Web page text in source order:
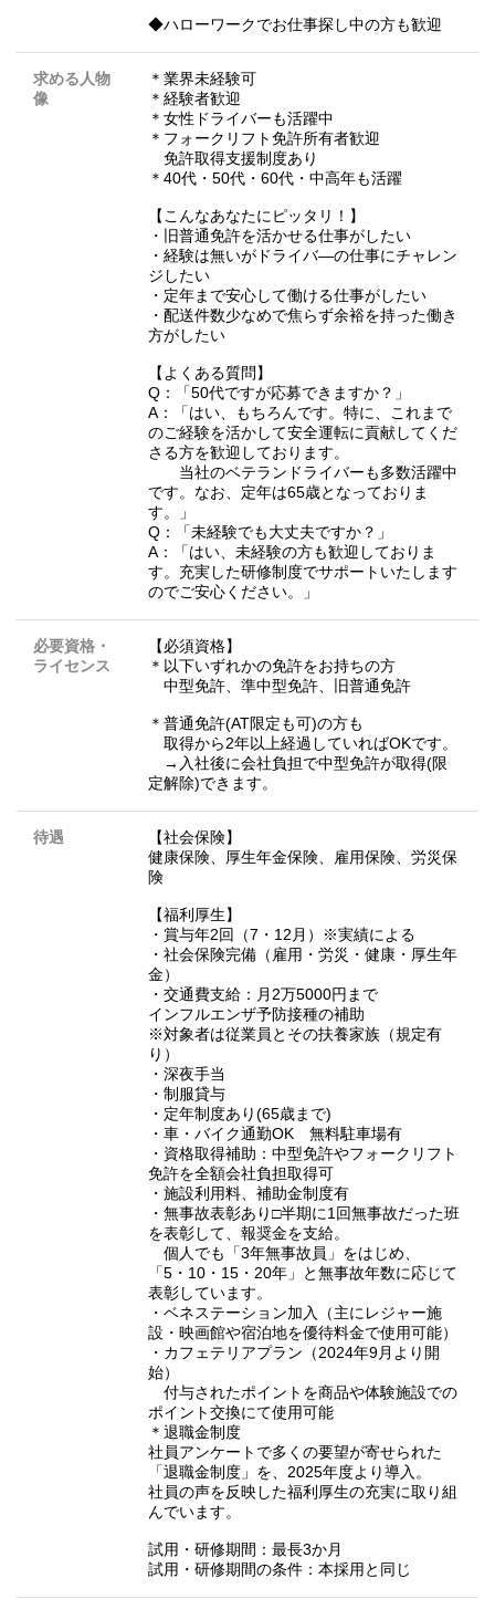
◆ハローワークでお仕事探し中の方も歓迎
求める人物
像
＊業界未経験可
＊経験者歓迎
＊女性ドライバーも活躍中
＊フォークリフト免許所有者歓迎
免許取得支援制度あり
＊40代・50代・60代・中高年も活躍
【こんなあなたにピッタリ！】
・旧普通免許を活かせる仕事がしたい
・経験は無いがドライバ―の仕事にチャレン
ジしたい
・定年まで安心して働ける仕事がしたい
・配送件数少なめで焦らず余裕を持った働き
方がしたい
【よくある質問】
Q：「50代ですが応募できますか？」
A：「はい、もちろんです。特に、これまで
のご経験を活かして安全運転に貢献してくだ
さる方を歓迎しております。
当社のベテランドライバーも多数活躍中
です。なお、定年は65歳となっておりま
す。」
Q：「未経験でも大丈夫ですか？」
A：「はい、未経験の方も歓迎しておりま
す。充実した研修制度でサポートいたします
のでご安心ください。」
必要資格・
ライセンス
【必須資格】
＊以下いずれかの免許をお持ちの方
中型免許、準中型免許、旧普通免許
＊普通免許(AT限定も可)の方も
取得から2年以上経過していればOKです。
→入社後に会社負担で中型免許が取得(限
定解除)できます。
待遇
【社会保険】
健康保険、厚生年金保険、雇用保険、労災保
険
【福利厚生】
・賞与年2回（7・12月）※実績による
・社会保険完備（雇用・労災・健康・厚生年
金）
・交通費支給：月2万5000円まで
インフルエンザ予防接種の補助
※対象者は従業員とその扶養家族（規定有
り）
・深夜手当
・制服貸与
・定年制度あり(65歳まで)
・車・バイク通勤OK 無料駐車場有
・資格取得補助：中型免許やフォークリフト
免許を全額会社負担取得可
・施設利用料、補助金制度有
・無事故表彰あり□半期に1回無事故だった班
を表彰して、報奨金を支給。
個人でも「3年無事故員」をはじめ、
「5・10・15・20年」と無事故年数に応じて
表彰しています。
・ベネステーション加入（主にレジャー施
設・映画館や宿泊地を優待料金で使用可能）
・カフェテリアプラン（2024年9月より開
始）
付与されたポイントを商品や体験施設での
ポイント交換にて使用可能
＊退職金制度
社員アンケートで多くの要望が寄せられた
「退職金制度」を、2025年度より導入。
社員の声を反映した福利厚生の充実に取り組
んでいます。
試用・研修期間：最長3か月
試用・研修期間の条件：本採用と同じ